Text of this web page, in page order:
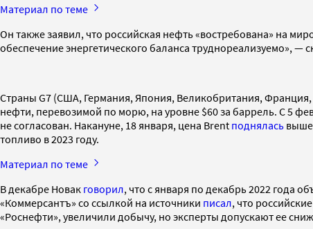
Материал по теме
Он также заявил, что российская нефть «востребована» на
обеспечение энергетического баланса труднореализуемо», —
Страны G7 (США, Германия, Япония, Великобритания,
нефти, перевозимой по морю, на уровне $60 за баррель. С 5
не согласован. Накануне, 18 января, цена Brent поднялась выше
топливо в 2023 году.
Материал по теме
В декабре Новак говорил, что с января по декабрь 2022 года
«Коммерсантъ» со ссылкой на источники писал, что
«Роснефти», увеличили добычу, но эксперты допускают ее